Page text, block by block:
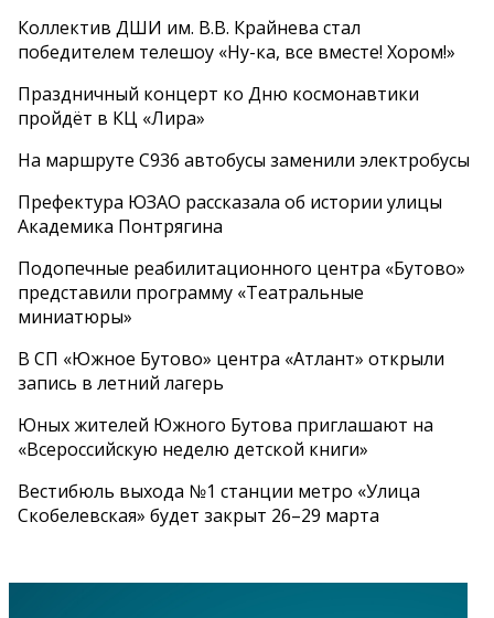
Коллектив ДШИ им. В.В. Крайнева стал
победителем телешоу «Ну-ка, все вместе! Хором!»
Праздничный концерт ко Дню космонавтики
пройдёт в КЦ «Лира»
На маршруте С936 автобусы заменили электробусы
Префектура ЮЗАО рассказала об истории улицы
Академика Понтрягина
Подопечные реабилитационного центра «Бутово»
представили программу «Театральные
миниатюры»
В СП «Южное Бутово» центра «Атлант» открыли
запись в летний лагерь
Юных жителей Южного Бутова приглашают на
«Всероссийскую неделю детской книги»
Вестибюль выхода №1 станции метро «Улица
Скобелевская» будет закрыт 26–29 марта